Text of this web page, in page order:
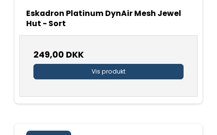
Eskadron Platinum DynAir Mesh Jewel
Hut - Sort
249,00 DKK
Vis produkt